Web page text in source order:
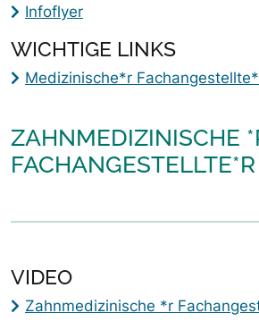
Infoflyer
WICHTIGE LINKS
Medizinische*r
ZAHNMEDIZINISCHE
FACHANGESTELLTE*R
VIDEO
Zahnmedizinische *r